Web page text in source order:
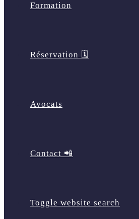
Formation
Réservation 🗓️
Avocats
Contact 📲
Toggle website search